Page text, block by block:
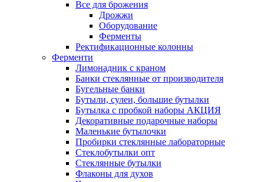
Все для брожения
Дрожжи
Оборудование
Ферменты
Ректификационные колонны
Ферменти
Лимонадник с краном
Банки стеклянные от производителя
Бугельные банки
Бутыли, сулеи, большие бутылки
Бутылка с пробкой наборы АКЦИЯ
Декоративные подарочные наборы
Маленькие бутылочки
Пробирки стеклянные лабораторные
Стеклобутылки опт
Стеклянные бутылки
Флаконы для духов